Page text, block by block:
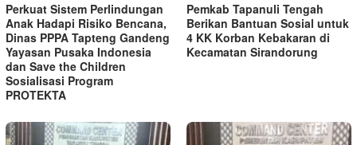
Perkuat Sistem Perlindungan
Anak Hadapi Risiko Bencana,
Dinas PPPA Tapteng Gandeng
Yayasan Pusaka Indonesia
dan Save the Children
Sosialisasi Program
PROTEKTA
Pemkab Tapanuli Tengah
Berikan Bantuan Sosial untuk
4 KK Korban Kebakaran di
Kecamatan Sirandorung